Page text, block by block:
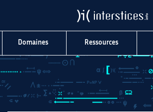
Domaines Ressources